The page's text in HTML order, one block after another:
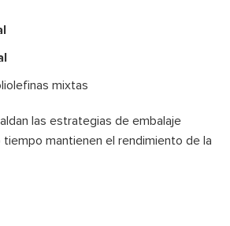
mixtas
las estrategias de embalaje
tiempo mantienen el rendimiento de la